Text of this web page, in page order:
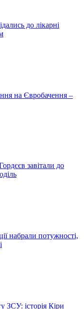
до лікарні
на Євробачення –
завітали до
набрали потужності,
ЗСУ: історія Кіри